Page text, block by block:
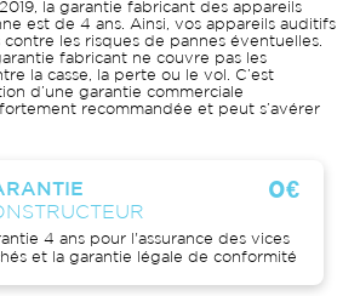
la garantie fabricant des appareils
est de 4 ans. Ainsi, vos appareils auditifs
les risques de pannes éventuelles.
fabricant ne couvre pas les
la casse, la perte ou le vol. C’est
d’une garantie commerciale
recommandée et peut s’avérer
0€
4 ans pour l'assurance des vices
et la garantie légale de conformité